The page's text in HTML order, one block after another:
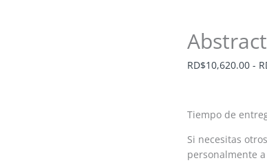
RD$10,620.00 -
Tiempo de
Si necesitas
personalmente